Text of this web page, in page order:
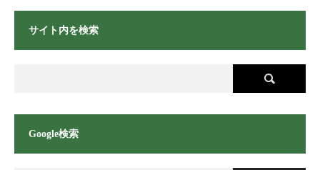
サイト内を検索
Google検索